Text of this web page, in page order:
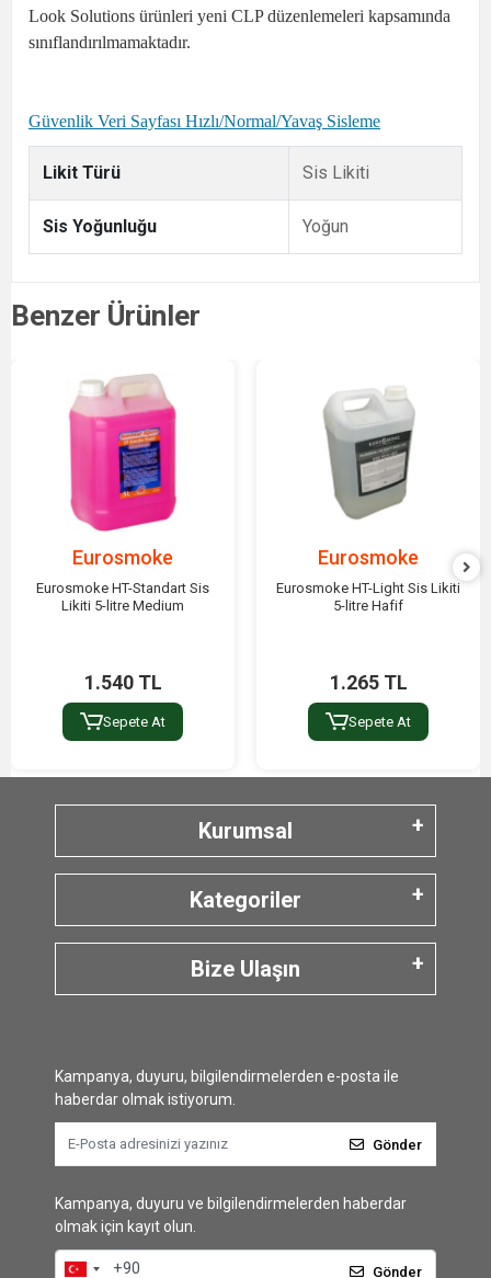
Look Solutions ürünleri yeni CLP düzenlemeleri kapsamında
sınıflandırılmamaktadır.
Güvenlik Veri Sayfası Hızlı/Normal/Yavaş Sisleme
Likit Türü Sis Likiti
Sis Yoğunluğu Yoğun
Benzer Ürünler
Eurosmoke
Eurosmoke HT-Standart Sis
Likiti 5-litre Medium
1.540 TL
Sepete At
Eurosmoke
Eurosmoke HT-Light Sis Likiti
5-litre Hafif
1.265 TL
Sepete At
Kurumsal
Kategoriler
Bize Ulaşın
Kampanya, duyuru, bilgilendirmelerden e-posta ile
haberdar olmak istiyorum.
Gönder
Kampanya, duyuru ve bilgilendirmelerden haberdar
olmak için kayıt olun.
Gönder